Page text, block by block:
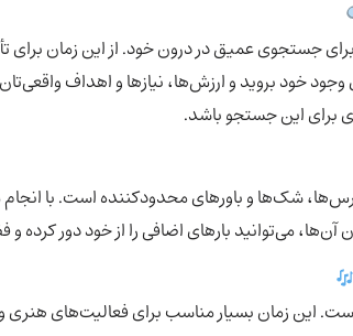
جستجوی عمیق در درون خود. از این زمان برای
خود بروید و ارزش‌ها، نیازها و اهداف
برای این جستجو باشد.
شک‌ها و باورهای محدودکننده است. با
می‌توانید بارهای اضافی را از خود دور کرده و
است. این زمان بسیار مناسب برای فعالیت‌های